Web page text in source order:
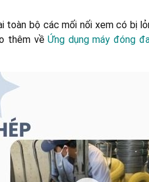
toàn bộ các mối nối xem có bị
thêm vềỨng dụng máy đóng